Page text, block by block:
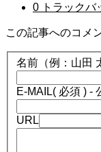
0 トラックバ
この記事へのコメ
名前（例：山田
E-MAIL( 必須 ) -
URL